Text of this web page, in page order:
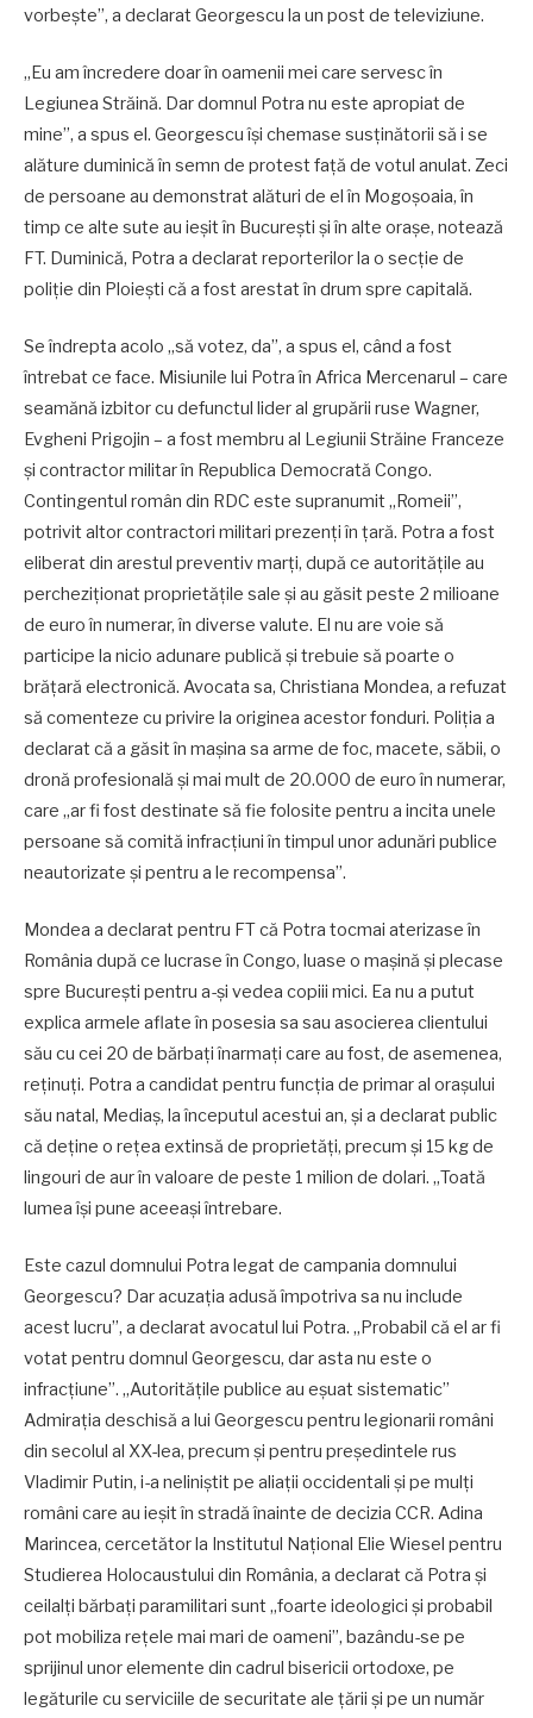
vorbește”, a declarat Georgescu la un post de televiziune.
„Eu am încredere doar în oamenii mei care servesc în
Legiunea Străină. Dar domnul Potra nu este apropiat de
mine”, a spus el. Georgescu își chemase susținătorii să i se
alăture duminică în semn de protest față de votul anulat. Zeci
de persoane au demonstrat alături de el în Mogoșoaia, în
timp ce alte sute au ieșit în București și în alte orașe, notează
FT. Duminică, Potra a declarat reporterilor la o secție de
poliție din Ploiești că a fost arestat în drum spre capitală.
Se îndrepta acolo „să votez, da”, a spus el, când a fost
întrebat ce face. Misiunile lui Potra în Africa Mercenarul – care
seamănă izbitor cu defunctul lider al grupării ruse Wagner,
Evgheni Prigojin – a fost membru al Legiunii Străine Franceze
și contractor militar în Republica Democrată Congo.
Contingentul român din RDC este supranumit „Romeii”,
potrivit altor contractori militari prezenți în țară. Potra a fost
eliberat din arestul preventiv marți, după ce autoritățile au
percheziționat proprietățile sale și au găsit peste 2 milioane
de euro în numerar, în diverse valute. El nu are voie să
participe la nicio adunare publică și trebuie să poarte o
brățară electronică. Avocata sa, Christiana Mondea, a refuzat
să comenteze cu privire la originea acestor fonduri. Poliția a
declarat că a găsit în mașina sa arme de foc, macete, săbii, o
dronă profesională și mai mult de 20.000 de euro în numerar,
care „ar fi fost destinate să fie folosite pentru a incita unele
persoane să comită infracțiuni în timpul unor adunări publice
neautorizate și pentru a le recompensa”.
Mondea a declarat pentru FT că Potra tocmai aterizase în
România după ce lucrase în Congo, luase o mașină și plecase
spre București pentru a-și vedea copiii mici. Ea nu a putut
explica armele aflate în posesia sa sau asocierea clientului
său cu cei 20 de bărbați înarmați care au fost, de asemenea,
reținuți. Potra a candidat pentru funcția de primar al orașului
său natal, Mediaș, la începutul acestui an, și a declarat public
că deține o rețea extinsă de proprietăți, precum și 15 kg de
lingouri de aur în valoare de peste 1 milion de dolari. „Toată
lumea își pune aceeași întrebare.
Este cazul domnului Potra legat de campania domnului
Georgescu? Dar acuzația adusă împotriva sa nu include
acest lucru”, a declarat avocatul lui Potra. „Probabil că el ar fi
votat pentru domnul Georgescu, dar asta nu este o
infracțiune”. „Autoritățile publice au eșuat sistematic”
Admirația deschisă a lui Georgescu pentru legionarii români
din secolul al XX-lea, precum și pentru președintele rus
Vladimir Putin, i-a neliniștit pe aliații occidentali și pe mulți
români care au ieșit în stradă înainte de decizia CCR. Adina
Marincea, cercetător la Institutul Național Elie Wiesel pentru
Studierea Holocaustului din România, a declarat că Potra și
ceilalți bărbați paramilitari sunt „foarte ideologici și probabil
pot mobiliza rețele mai mari de oameni”, bazându-se pe
sprijinul unor elemente din cadrul bisericii ortodoxe, pe
legăturile cu serviciile de securitate ale țării și pe un număr